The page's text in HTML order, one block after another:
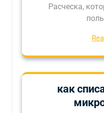
Расческа,
как